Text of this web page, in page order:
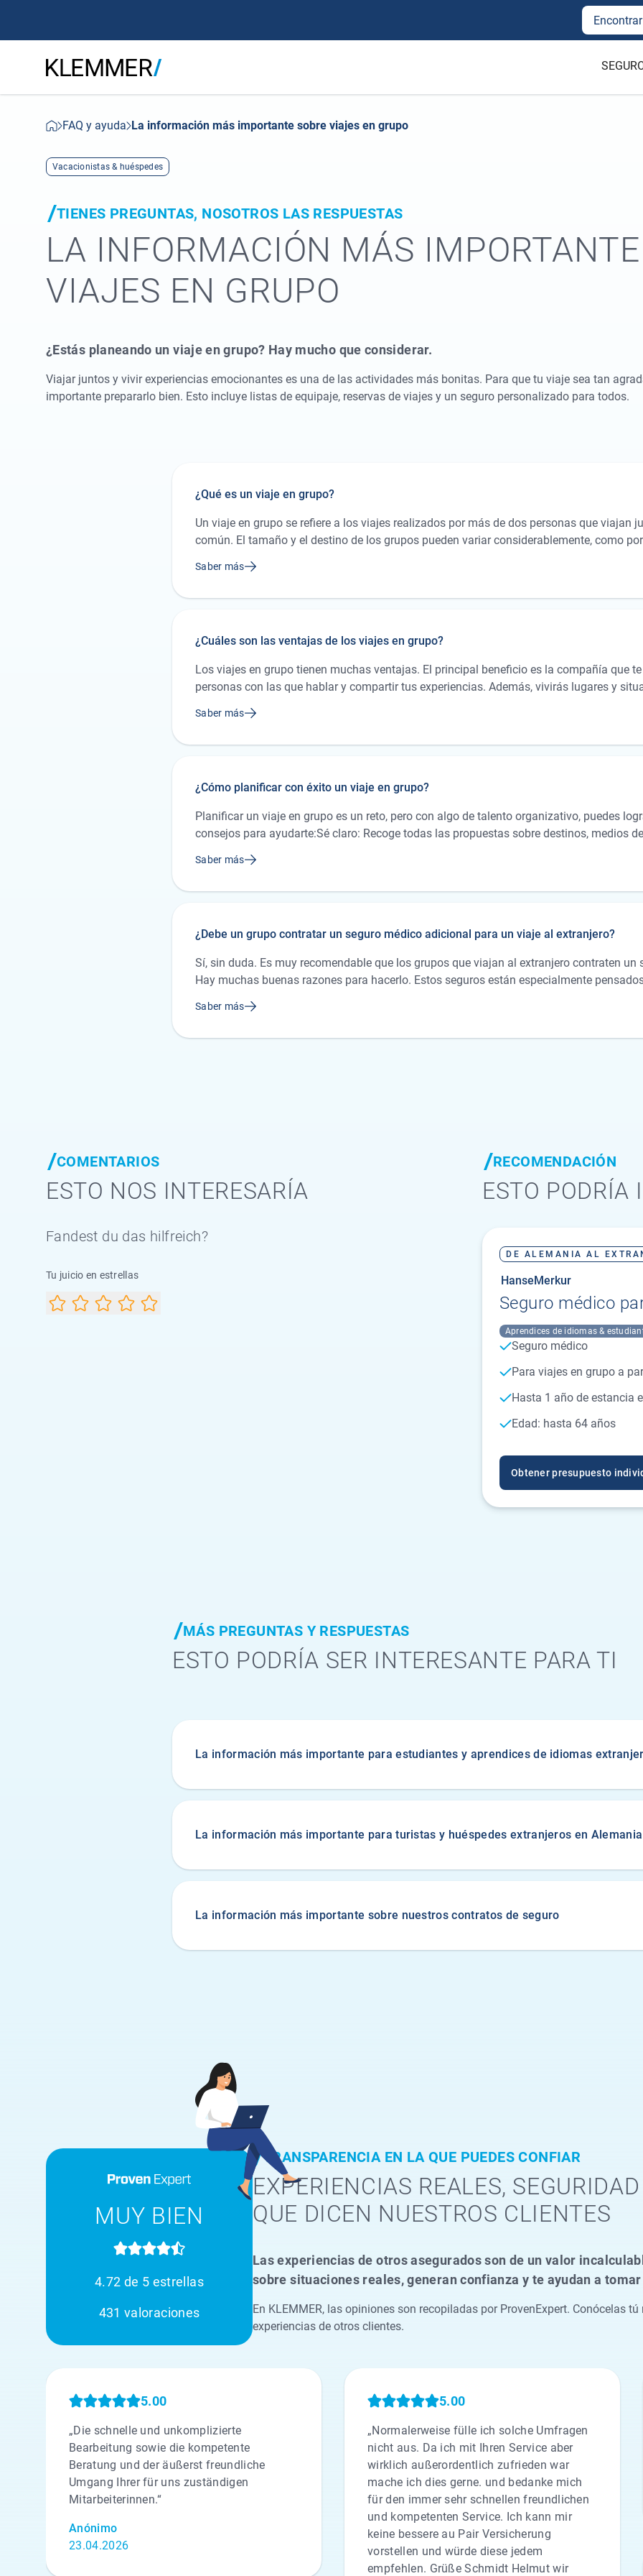
FAQ y ayuda La información más importante sobre viajes en grupo
Vacacionistas & huéspedes
TIENES PREGUNTAS, NOSOTROS LAS RESPUESTAS
LA INFORMACIÓN MÁS
VIAJES EN GRUPO
¿Estás planeando un viaje en grupo? Hay mucho que considerar.
Viajar juntos y vivir experiencias emocionantes es una de las actividades más bonitas. Para que tu viaje sea tan
importante prepararlo bien. Esto incluye listas de equipaje, reservas de viajes y un seguro personalizado para todos.
¿Qué es un viaje en grupo?
Un viaje en grupo se refiere a los viajes realizados por más de dos personas que viajan
común. El tamaño y el destino de los grupos pueden variar considerablemente, como
Saber más
¿Cuáles son las ventajas de los viajes en grupo?
Los viajes en grupo tienen muchas ventajas. El principal beneficio es la compañía que
personas con las que hablar y compartir tus experiencias. Además, vivirás lugares y
ni siquiera en absoluto. Esto ahorra mucho trabajo. Y lo más importante, los viajes en
Saber más
¿Cómo planificar con éxito un viaje en grupo?
Planificar un viaje en grupo es un reto, pero con algo de talento organizativo, puedes
consejos para ayudarte:Sé claro: Recoge todas las propuestas sobre destinos, medios
suceder y qué costes se pueden esperar. Aunque prepares el viaje por ti mismo, debes
flexibilidad: Deja tiempos libres para que los viajeros puedan decidir si quieren
Saber más
¿Debe un grupo contratar un seguro médico adicional para un viaje al extranjero?
Sí, sin duda. Es muy recomendable que los grupos que viajan al extranjero contraten un
Hay muchas buenas razones para hacerlo. Estos seguros están especialmente
búsqueda, rescate y repatriación, hasta el límite de cobertura establecido en el contrato.
Saber más
RECOMENDACIÓN
ESTO PODRÍA
DE ALEMANIA AL
HanseMerkur
Seguro médico
Aprendices de idiomas &
Seguro médico
Para viajes en grupo a
Hasta 1 año de estancia
Edad: hasta 64 años
Obtener presupuesto
COMENTARIOS
ESTO NOS INTERESARÍA
Fandest du das hilfreich?
Tu juicio en estrellas
MÁS PREGUNTAS Y RESPUESTAS
ESTO PODRÍA SER INTERESANTE PARA TI
La información más importante para estudiantes y aprendices de idiomas
La información más importante para turistas y huéspedes extranjeros en Alemania
La información más importante sobre nuestros contratos de seguro
TRANSPARENCIA EN LA QUE PUEDES CONFIAR
EXPERIENCIAS REALES,
QUE DICEN NUESTROS CLIENTES
Las experiencias de otros asegurados son de un valor
sobre situaciones reales, generan confianza y te ayudan a
En KLEMMER, las opiniones son recopiladas por ProvenExpert. Conócelas
experiencias de otros clientes.
MUY BIEN
4.72 de 5 estrellas
431 valoraciones
5.00
„Die schnelle und unkomplizierte
Bearbeitung sowie die kompetente
Beratung und der äußerst freundliche
Umgang Ihrer für uns zuständigen
Mitarbeiterinnen.“
Anónimo
23.04.2026
5.00
„Normalerweise fülle ich solche Umfragen
nicht aus. Da ich mit Ihren Service aber
wirklich außerordentlich zufrieden war
mache ich dies gerne. und bedanke mich
für den immer sehr schnellen freundlichen
und kompetenten Service. Ich kann mir
keine bessere au Pair Versicherung
vorstellen und würde diese jedem
empfehlen. Grüße Schmidt Helmut wir